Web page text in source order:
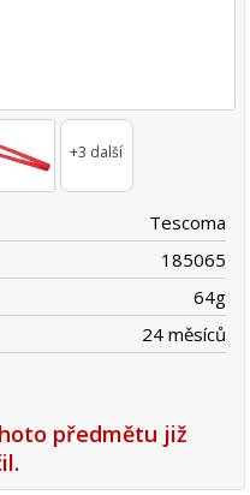
+3 další
Tescoma
185065
64g
24 měsíců
předmětu již